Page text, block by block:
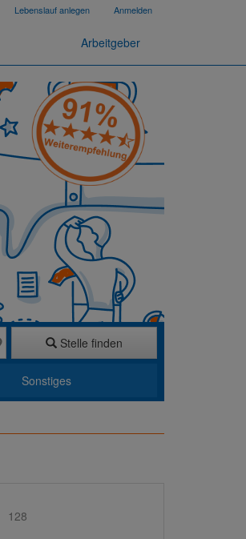
Lebenslauf anlegen Anmelden
Arbeitgeber
Stelle finden
Sonstiges
128